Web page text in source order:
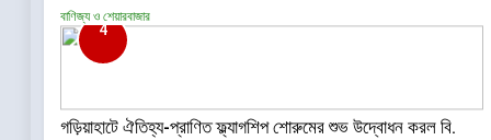
বাণিজ্য ও শেয়ারবাজার
4
গড়িয়াহাটে ঐতিহ্য-প্রাণিত ফ্ল্যাগশিপ শোরুমের শুভ উদ্বোধন করল বি.